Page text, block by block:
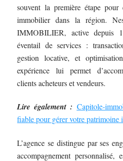
souvent la première étape
immobilier dans la région.
IMMOBILIER, active depuis
éventail de services :
gestion locative, et
expérience lui permet
clients acheteurs et vendeurs.
Lire également : Capitole-
fiable pour gérer votre
L’agence se distingue par ses
accompagnement personnalisé,